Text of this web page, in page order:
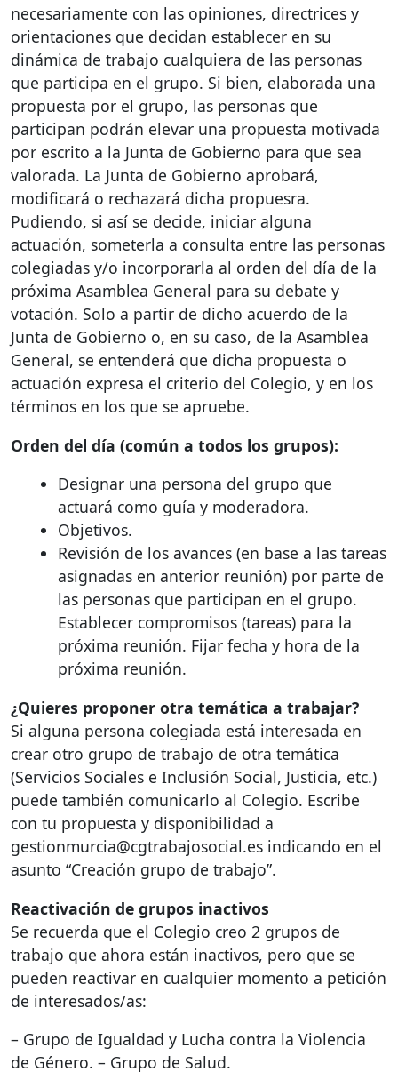
necesariamente con las opiniones, directrices y
orientaciones que decidan establecer en su
dinámica de trabajo cualquiera de las personas
que participa en el grupo. Si bien, elaborada una
propuesta por el grupo, las personas que
participan podrán elevar una propuesta motivada
por escrito a la Junta de Gobierno para que sea
valorada. La Junta de Gobierno aprobará,
modificará o rechazará dicha propuesra.
Pudiendo, si así se decide, iniciar alguna
actuación, someterla a consulta entre las personas
colegiadas y/o incorporarla al orden del día de la
próxima Asamblea General para su debate y
votación. Solo a partir de dicho acuerdo de la
Junta de Gobierno o, en su caso, de la Asamblea
General, se entenderá que dicha propuesta o
actuación expresa el criterio del Colegio, y en los
términos en los que se apruebe.
Orden del día (común a todos los grupos):
Designar una persona del grupo que
actuará como guía y moderadora.
Objetivos.
Revisión de los avances (en base a las tareas
asignadas en anterior reunión) por parte de
las personas que participan en el grupo.
Establecer compromisos (tareas) para la
próxima reunión. Fijar fecha y hora de la
próxima reunión.
¿Quieres proponer otra temática a trabajar?
Si alguna persona colegiada está interesada en
crear otro grupo de trabajo de otra temática
(Servicios Sociales e Inclusión Social, Justicia, etc.)
puede también comunicarlo al Colegio. Escribe
con tu propuesta y disponibilidad a
gestionmurcia@cgtrabajosocial.es indicando en el
asunto “Creación grupo de trabajo”.
Reactivación de grupos inactivos
Se recuerda que el Colegio creo 2 grupos de
trabajo que ahora están inactivos, pero que se
pueden reactivar en cualquier momento a petición
de interesados/as:
– Grupo de Igualdad y Lucha contra la Violencia
de Género. – Grupo de Salud.